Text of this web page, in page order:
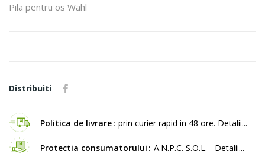
Pila pentru os Wahl
Distribuiti
Politica de livrare prin curier rapid in 48 ore. Detalii...
Protectia consumatorului A.N.P.C. S.O.L. - Detalii...